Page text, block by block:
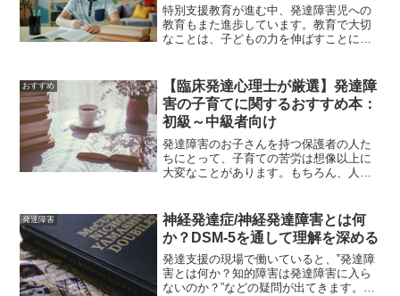
特別支援教育が進む中、発達障害児への
教育もまた進歩しています。教育で大切
なことは、子どもの力を伸ばすことにあ
力を伸ばすには様々な要素があるかと思
います。それでは、発達障...
おすすめ
【臨床発達心理士が厳選】発達障
害の子育てに関するおすすめ本：
初級～中級者向け
発達障害のお子さんを持つ保護者の人た
ちにとって、子育ての苦労は想像以上に
大変なことがあります。もちろん、人そ
障害の子の特性や関わり方についてある
程度の知識を持っておくこ...
発達障害
神経発達症/神経発達障害とは何
か？DSM-5を通して理解を深める
発達支援の現場で働いていると、‟発達障
害とは何か？知的障害は発達障害に入ら
ないのか？”などの疑問が出てきます。意